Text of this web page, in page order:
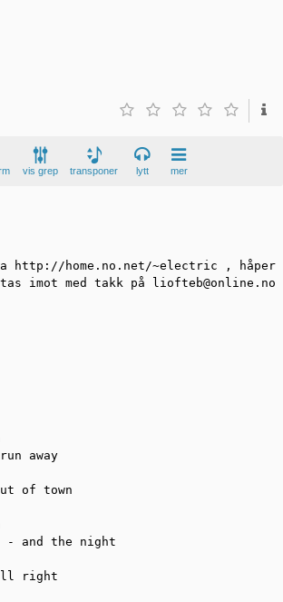
vis grep transponer lytt mer
http://home.no.net/~electric ,
imot med takk på liofteb@online.no
away
of town
- and the night
right